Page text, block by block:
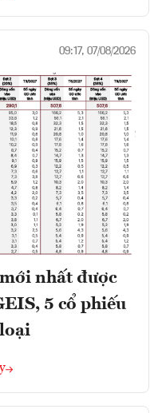
09:17, 07/08/2026
nhất được
5 cổ phiếu